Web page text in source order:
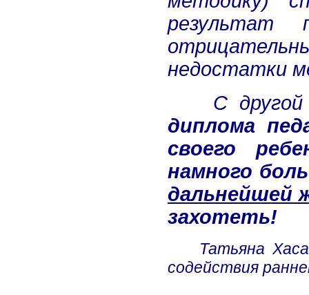
недостатки
С
диплома
своего
намного
дальнейшей
захотеть!
Татьяна
содействия